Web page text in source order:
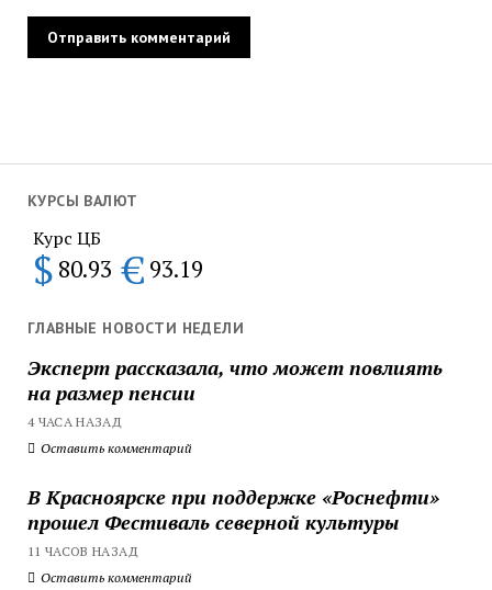
КУРСЫ ВАЛЮТ
Курс ЦБ
$ 80.93 € 93.19
ГЛАВНЫЕ НОВОСТИ НЕДЕЛИ
Эксперт рассказала, что может повлиять
на размер пенсии
4 ЧАСА НАЗАД
Оставить комментарий
В Красноярске при поддержке «Роснефти»
прошел Фестиваль северной культуры
11 ЧАСОВ НАЗАД
Оставить комментарий